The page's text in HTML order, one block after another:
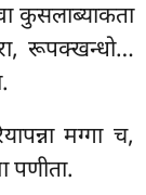
कुसलाब्याकता
रूपक्खन्धो…
मग्गा च,
पणीता.